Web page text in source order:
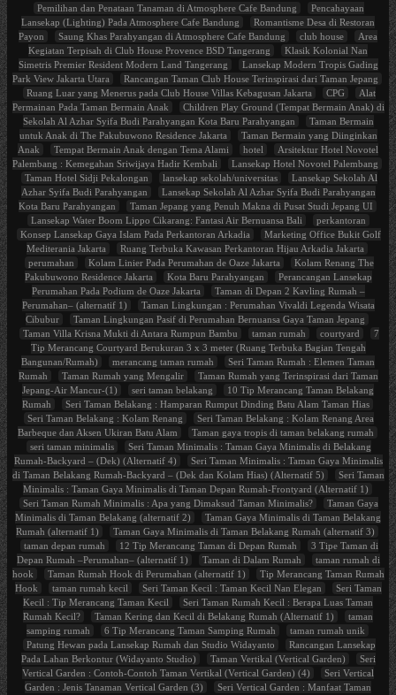
Pemilihan dan Penataan Tanaman di Atmosphere Cafe Bandung
Pencahayaan
Lansekap (Lighting) Pada Atmosphere Cafe Bandung
Romantisme Desa di Restoran
Payon
Saung Khas Parahyangan di Atmosphere Cafe Bandung club house
Area
Kegiatan Terpisah di Club House Provence BSD Tangerang
Klasik Kolonial Nan
Simetris Premier Resident Modern Land Tangerang
Lansekap Modern Tropis Gading
Park View Jakarta Utara
Rancangan Taman Club House Terinspirasi dari Taman Jepang
Ruang Luar yang Menerus pada Club House Villas Kebagusan Jakarta
CPG
Alat
Permainan Pada Taman Bermain Anak
Children Play Ground (Tempat Bermain Anak) di
Sekolah Al Azhar Syifa Budi Parahyangan Kota Baru Parahyangan
Taman Bermain
untuk Anak di The Pakubuwono Residence Jakarta
Taman Bermain yang Diinginkan
Anak
Tempat Bermain Anak dengan Tema Alami hotel
Arsitektur Hotel Novotel
Palembang : Kemegahan Sriwijaya Hadir Kembali
Lansekap Hotel Novotel Palembang
Taman Hotel Sidji Pekalongan
lansekap sekolah/universitas
Lansekap Sekolah Al
Azhar Syifa Budi Parahyangan
Lansekap Sekolah Al Azhar Syifa Budi Parahyangan
Kota Baru Parahyangan
Taman Jepang yang Penuh Makna di Pusat Studi Jepang UI
Lansekap Water Boom Lippo Cikarang: Fantasi Air Bernuansa Bali
perkantoran
Konsep Lansekap Gaya Islam Pada Perkantoran Arkadia
Marketing Office Bukit Golf
Mediterania Jakarta
Ruang Terbuka Kawasan Perkantoran Hijau Arkadia Jakarta
perumahan
Kolam Linier Pada Perumahan de Oaze Jakarta
Kolam Renang The
Pakubuwono Residence Jakarta
Kota Baru Parahyangan
Perancangan Lansekap
Perumahan Pada Podium de Oaze Jakarta
Taman di Depan 2 Kavling Rumah –
Perumahan– (alternatif 1)
Taman Lingkungan : Perumahan Vivaldi Legenda Wisata
Cibubur
Taman Lingkungan Pasif di Perumahan Bernuansa Gaya Taman Jepang
Taman Villa Krisna Mukti di Antara Rumpun Bambu
taman rumah courtyard
7
Tip Merancang Courtyard Berukuran 3 x 3 meter (Ruang Terbuka Bagian Tengah
Bangunan/Rumah)
merancang taman rumah
Seri Taman Rumah : Elemen Taman
Rumah
Taman Rumah yang Mengalir
Taman Rumah yang Terinspirasi dari Taman
Jepang-Air Mancur-(1)
seri taman belakang
10 Tip Merancang Taman Belakang
Rumah
Seri Taman Belakang : Hamparan Rumput Dinding Batu Alam Taman Hias
Seri Taman Belakang : Kolam Renang
Seri Taman Belakang : Kolam Renang Area
Barbeque dan Aksen Ukiran Batu Alam
Taman gaya tropis di taman belakang rumah
seri taman minimalis
Seri Taman Minimalis : Taman Gaya Minimalis di Belakang
Rumah-Backyard – (Dek) (Alternatif 4)
Seri Taman Minimalis : Taman Gaya Minimalis
di Taman Belakang Rumah-Backyard – (Dek dan Kolam Hias) (Alternatif 5)
Seri Taman
Minimalis : Taman Gaya Minimalis di Taman Depan Rumah-Frontyard (Alternatif 1)
Seri Taman Rumah Minimalis : Apa yang Dimaksud Taman Minimalis?
Taman Gaya
Minimalis di Taman Belakang (alternatif 2)
Taman Gaya Minimalis di Taman Belakang
Rumah (alternatif 1)
Taman Gaya Minimalis di Taman Belakang Rumah (alternatif 3)
taman depan rumah
12 Tip Merancang Taman di Depan Rumah
3 Tipe Taman di
Depan Rumah –Perumahan– (alternatif 1)
Taman di Dalam Rumah
taman rumah di
hook
Taman Rumah Hook di Perumahan (alternatif 1)
Tip Merancang Taman Rumah
Hook
taman rumah kecil Seri Taman Kecil : Taman Kecil Nan Elegan
Seri Taman
Kecil : Tip Merancang Taman Kecil
Seri Taman Rumah Kecil : Berapa Luas Taman
Rumah Kecil?
Taman Kering dan Kecil di Belakang Rumah (Alternatif 1)
taman
samping rumah
6 Tip Merancang Taman Samping Rumah
taman rumah unik
Patung Hewan pada Lansekap Rumah dan Studio Widayanto
Rancangan Lansekap
Pada Lahan Berkontur (Widayanto Studio)
Taman Vertikal (Vertical Garden)
Seri
Vertical Garden : Contoh-Contoh Taman Vertikal (Vertical Garden) (4)
Seri Vertical
Garden : Jenis Tanaman Vertical Garden (3)
Seri Vertical Garden : Manfaat Taman